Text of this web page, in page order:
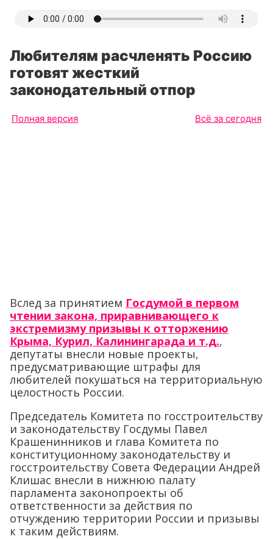
Любителям расчленять Россию
готовят жесткий
законодательный отпор
Полная версия Всё за сегодня
Вслед за принятием Госдумой в первом
чтении закона, приравнивающего к
экстремизму призывы к отторжению
Крыма, Курил, Калинингарада и т.д.,
депутаты внесли новые проекты,
предусматривающие штрафы для
любителей покушаться на территориальную
целостность России.
Председатель Комитета по госстроительству
и законодательству Госдумы Павел
Крашенинников и глава Комитета по
конституционному законодательству и
госстроительству Совета Федерации Андрей
Клишас внесли в нижнюю палату
парламента законопроекты об
ответственности за действия по
отчуждению территории России и призывы
к таким действиям.